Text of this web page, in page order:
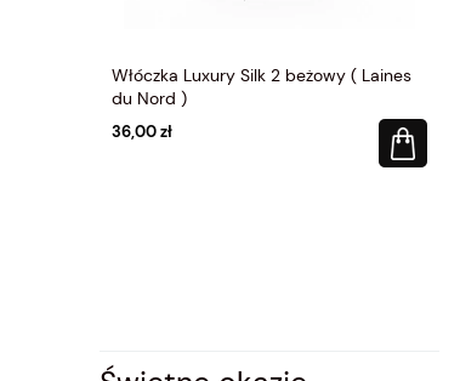
Włóczka Luxury Silk 2 beżowy ( Laines
du Nord )
36,00 zł